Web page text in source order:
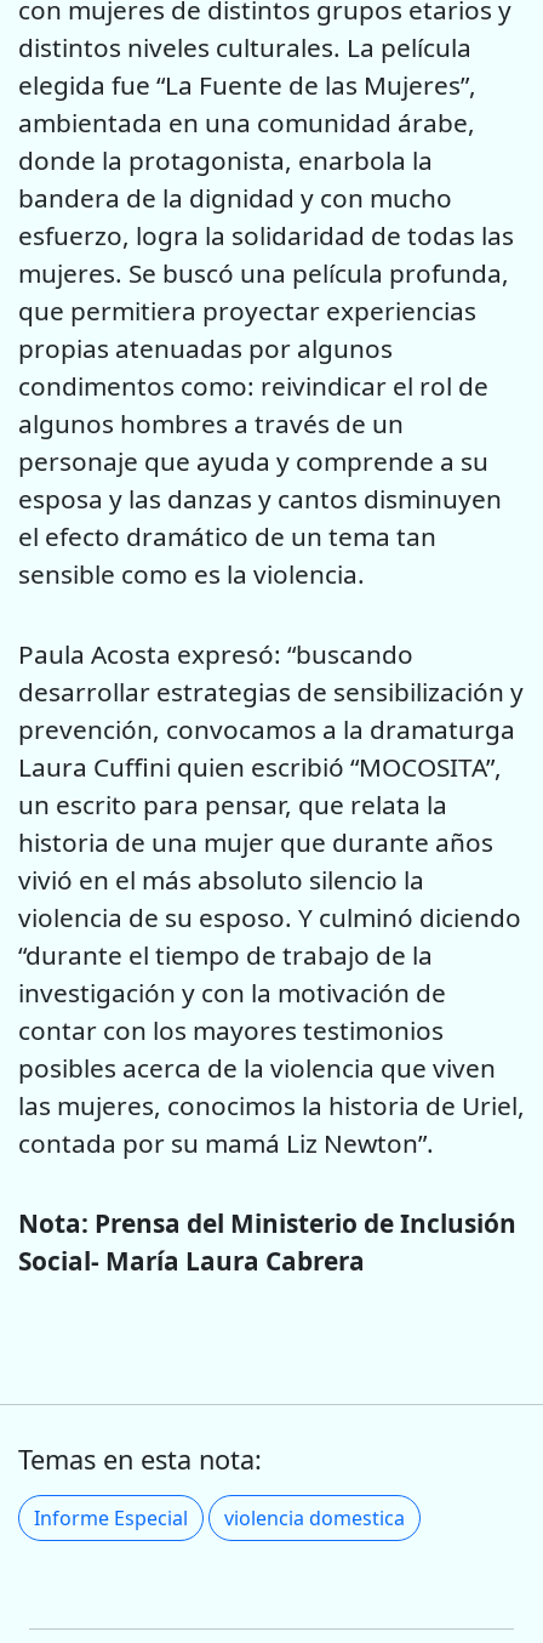
con mujeres de distintos grupos etarios y
distintos niveles culturales. La película
elegida fue “La Fuente de las Mujeres”,
ambientada en una comunidad árabe,
donde la protagonista, enarbola la
bandera de la dignidad y con mucho
esfuerzo, logra la solidaridad de todas las
mujeres. Se buscó una película profunda,
que permitiera proyectar experiencias
propias atenuadas por algunos
condimentos como: reivindicar el rol de
algunos hombres a través de un
personaje que ayuda y comprende a su
esposa y las danzas y cantos disminuyen
el efecto dramático de un tema tan
sensible como es la violencia.
Paula Acosta expresó: “buscando
desarrollar estrategias de sensibilización y
prevención, convocamos a la dramaturga
Laura Cuffini quien escribió “MOCOSITA”,
un escrito para pensar, que relata la
historia de una mujer que durante años
vivió en el más absoluto silencio la
violencia de su esposo. Y culminó diciendo
“durante el tiempo de trabajo de la
investigación y con la motivación de
contar con los mayores testimonios
posibles acerca de la violencia que viven
las mujeres, conocimos la historia de Uriel,
contada por su mamá Liz Newton”.
Nota: Prensa del Ministerio de Inclusión
Social- María Laura Cabrera
Temas en esta nota:
Informe Especial violencia domestica